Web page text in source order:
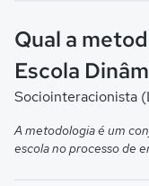
Qual a
Escola
Sociointeracionista
A metodologia é um
escola no processo de